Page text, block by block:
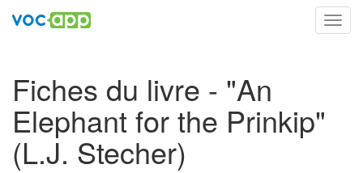
Fiches du livre - "An
Elephant for the Prinkip"
(L.J. Stecher)